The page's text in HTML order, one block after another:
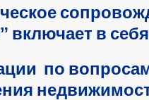
включает в
по